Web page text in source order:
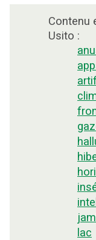
Contenu
Usito :
lac